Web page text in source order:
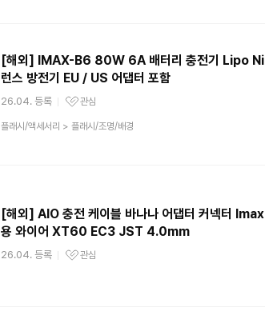
[해외] IMAX-B6 80W 6A 배터리 충전기 Lipo
런스 방전기 EU / US 어댑터 포함
26.04. 등록
관심상품
관심
상
플래시/액세서리 > 플래시/조명/배경
[해외] AIO 충전 케이블 바나나 어댑터 커넥터
용 와이어 XT60 EC3 JST 4.0mm
26.04. 등록
관심상품
관심